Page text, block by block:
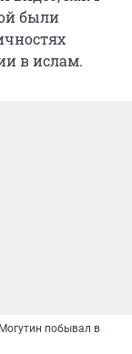
были
в ислам.
побывал в